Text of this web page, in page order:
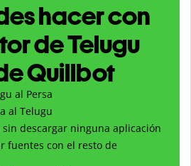
hacer con
de Telugu
Quillbot
al Persa
al Telugu
descargar ninguna aplicación
fuentes con el resto de